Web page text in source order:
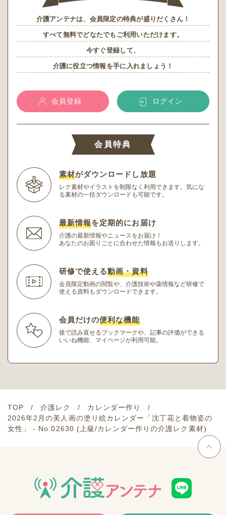
介護アンテナは、会員限定の特典が盛りだくさん！
すべて無料でどなたでもご利用いただけます。
今すぐ登録して、
介護に役立つ情報を手に入れましょう！
会員登録 ログイン
会員特典
素材がダウンロードし放題
レク素材やイラストを制限なく利用できます。 気にな
る素材の一括ダウンロードも可能です。
最新情報を定期的にお届け
介護の最新情報やニュースをお届け！
あなたのお困りごとに合わせた情報もお送りします。
研修で使える動画・資料
会員限定動画の閲覧や、介護技術や薬情報など研修で
使える資料もダウンロードできます。
会員だけの便利な機能
後で読み直せるブックマークや、記事の評価ができる
いいね機能、マイページが利用可能。
TOP 介護レク
カレンダー作り
2026年2月の美人画の塗り絵カレンダー「沈丁花と着物姿の
女性」 - No.02630 (上級/カレンダー作りの介護レク素材)